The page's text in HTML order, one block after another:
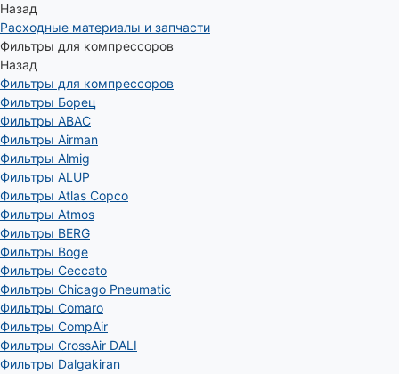
Назад
Расходные материалы и запчасти
Фильтры для компрессоров
Назад
Фильтры для компрессоров
Фильтры Борец
Фильтры ABAC
Фильтры Airman
Фильтры Almig
Фильтры ALUP
Фильтры Atlas Copco
Фильтры Atmos
Фильтры BERG
Фильтры Boge
Фильтры Ceccato
Фильтры Chicago Pneumatic
Фильтры Comaro
Фильтры CompAir
Фильтры CrossAir DALI
Фильтры Dalgakiran